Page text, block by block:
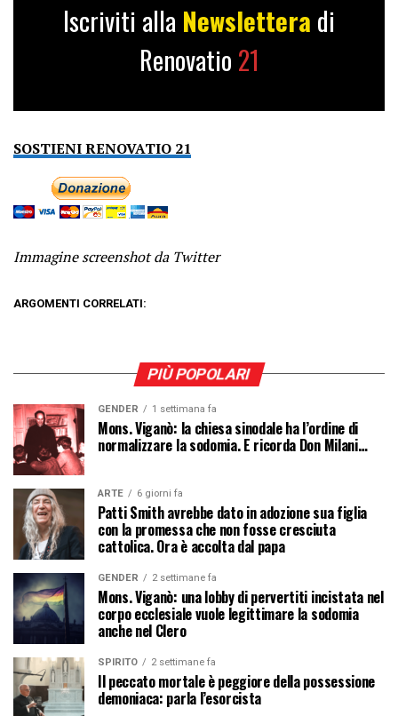
Iscriviti alla Newslettera di
Renovatio 21
SOSTIENI RENOVATIO 21
Immagine screenshot da Twitter
ARGOMENTI CORRELATI:
PIÙ POPOLARI
GENDER 1 settimana fa
Mons. Viganò: la chiesa sinodale ha l’ordine di
normalizzare la sodomia. E ricorda Don Milani…
ARTE 6 giorni fa
Patti Smith avrebbe dato in adozione sua figlia
con la promessa che non fosse cresciuta
cattolica. Ora è accolta dal papa
GENDER 2 settimane fa
Mons. Viganò: una lobby di pervertiti incistata nel
corpo ecclesiale vuole legittimare la sodomia
anche nel Clero
SPIRITO 2 settimane fa
Il peccato mortale è peggiore della possessione
demoniaca: parla l’esorcista